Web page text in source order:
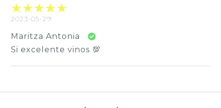
2023-05-29
Maritza Antonia
Si excelente vinos 💯